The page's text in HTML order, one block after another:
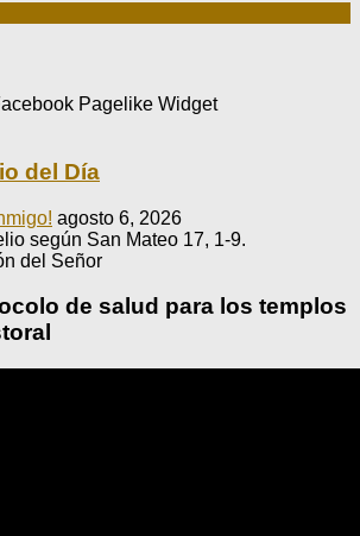
del Día
agosto 6, 2026
según San Mateo 17, 1-9.
del Señor
de salud para los templos